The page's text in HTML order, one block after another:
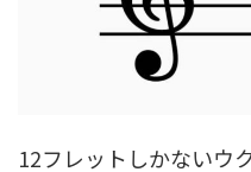
12フレットしかないウ